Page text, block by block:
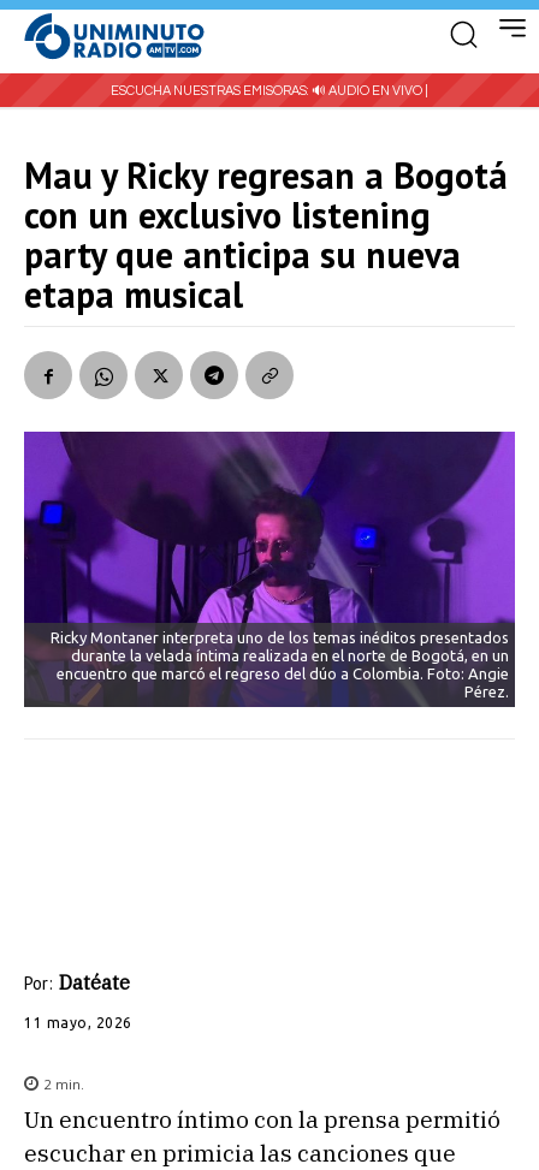
ESCUCHA NUESTRAS EMISORAS: 🔊 AUDIO EN VIVO |
Mau y Ricky regresan a Bogotá
con un exclusivo listening
party que anticipa su nueva
etapa musical
Ricky Montaner interpreta uno de los temas inéditos presentados
durante la velada íntima realizada en el norte de Bogotá, en un
encuentro que marcó el regreso del dúo a Colombia. Foto: Angie
Pérez.
Por: Datéate
11 mayo, 2026
2 min.
Un encuentro íntimo con la prensa permitió
escuchar en primicia las canciones que